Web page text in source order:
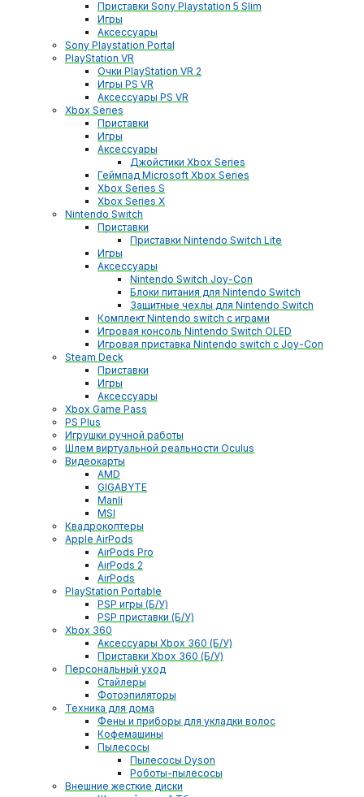
Приставки Sony Playstation 5 Slim
Игры
Аксессуары
Sony Playstation Portal
PlayStation VR
Очки PlayStation VR 2
Игры PS VR
Аксессуары PS VR
Xbox Series
Приставки
Игры
Аксессуары
Джойстики Xbox Series
Геймпад Microsoft Xbox Series
Xbox Series S
Xbox Series X
Nintendo Switch
Приставки
Приставки Nintendo Switch Lite
Игры
Аксессуары
Nintendo Switch Joy-Con
Блоки питания для Nintendo Switch
Защитные чехлы для Nintendo Switch
Комплект Nintendo switch с играми
Игровая консоль Nintendo Switch OLED
Игровая приставка Nintendo switch с Joy-Con
Steam Deck
Приставки
Игры
Аксессуары
Xbox Game Pass
PS Plus
Игрушки ручной работы
Шлем виртуальной реальности Oculus
Видеокарты
AMD
GIGABYTE
Manli
MSI
Квадрокоптеры
Apple AirPods
AirPods Pro
AirPods 2
AirPods
PlayStation Portable
PSP игры (Б/У)
PSP приставки (Б/У)
Xbox 360
Аксессуары Xbox 360 (Б/У)
Приставки Xbox 360 (Б/У)
Персональный уход
Стайлеры
Фотоэпиляторы
Техника для дома
Фены и приборы для укладки волос
Кофемашины
Пылесосы
Пылесосы Dyson
Роботы-пылесосы
Внешние жесткие диски